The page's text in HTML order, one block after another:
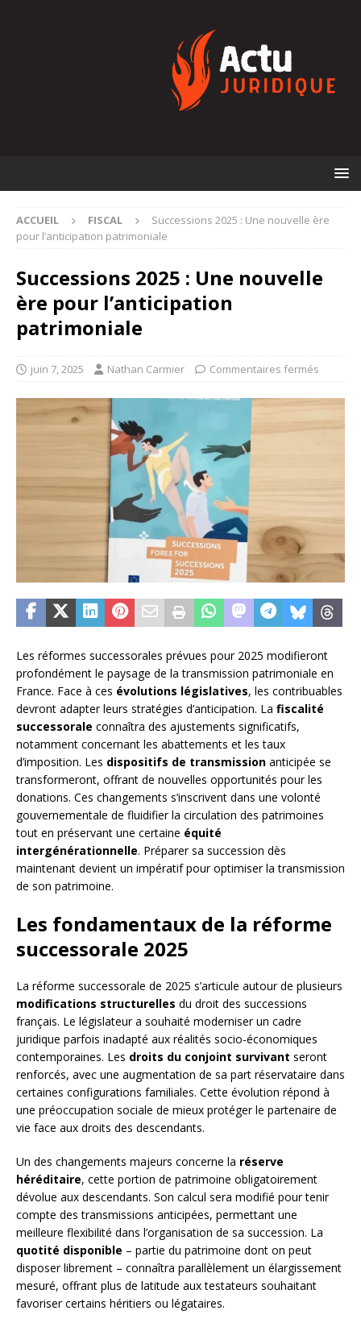
ACCUEIL FISCAL
Successions 2025 : Une nouvelle ère
pour l’anticipation patrimoniale
Successions 2025 : Une nouvelle
ère pour l’anticipation
patrimoniale
juin 7, 2025 Nathan Carmier Commentaires fermés
Les réformes successorales prévues pour 2025 modifieront
profondément le paysage de la transmission patrimoniale en
France. Face à ces évolutions législatives, les contribuables
devront adapter leurs stratégies d’anticipation. La fiscalité
successorale connaîtra des ajustements significatifs,
notamment concernant les abattements et les taux
d’imposition. Les dispositifs de transmission anticipée se
transformeront, offrant de nouvelles opportunités pour les
donations. Ces changements s’inscrivent dans une volonté
gouvernementale de fluidifier la circulation des patrimoines
tout en préservant une certaine équité
intergénérationnelle. Préparer sa succession dès
maintenant devient un impératif pour optimiser la transmission
de son patrimoine.
Les fondamentaux de la réforme
successorale 2025
La réforme successorale de 2025 s’articule autour de plusieurs
modifications structurelles du droit des successions
français. Le législateur a souhaité moderniser un cadre
juridique parfois inadapté aux réalités socio-économiques
contemporaines. Les droits du conjoint survivant seront
renforcés, avec une augmentation de sa part réservataire dans
certaines configurations familiales. Cette évolution répond à
une préoccupation sociale de mieux protéger le partenaire de
vie face aux droits des descendants.
Un des changements majeurs concerne la réserve
héréditaire, cette portion de patrimoine obligatoirement
dévolue aux descendants. Son calcul sera modifié pour tenir
compte des transmissions anticipées, permettant une
meilleure flexibilité dans l’organisation de sa succession. La
quotité disponible – partie du patrimoine dont on peut
disposer librement – connaîtra parallèlement un élargissement
mesuré, offrant plus de latitude aux testateurs souhaitant
favoriser certains héritiers ou légataires.